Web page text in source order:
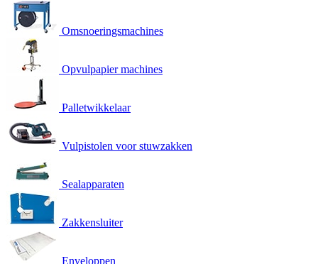
Omsnoeringsmachines
Opvulpapier machines
Palletwikkelaar
Vulpistolen voor stuwzakken
Sealapparaten
Zakkensluiter
Enveloppen